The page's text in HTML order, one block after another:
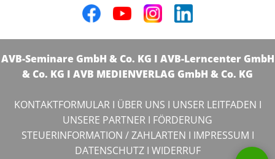
AVB-Seminare GmbH & Co. KG I AVB-Lerncenter GmbH
& Co. KG I AVB MEDIENVERLAG GmbH & Co. KG
KONTAKTFORMULARI ÜBER UNS I UNSER LEITFADEN I
UNSERE PARTNER I FÖRDERUNG
STEUERINFORMATION / ZAHLARTEN I IMPRESSUM I
DATENSCHUTZI WIDERRUF